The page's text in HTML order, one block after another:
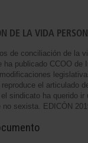
DE LA VIDA
de conciliación de la
ha publicado CCOO de
reproduce el articulado
sindicato ha querido
no sexista. EDICÓN